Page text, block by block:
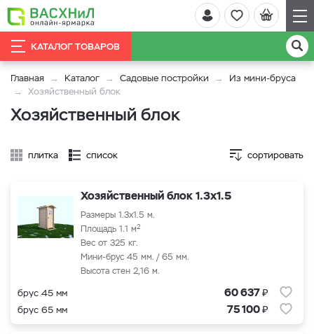
КАТАЛОГ ТОВАРОВ
Главная Каталог Садовые постройки
Из мини-бруса
Хозяйственный блок
Хозяйственный блок
плитка список сортировать
Хозяйственный блок 1.3x1.5
Размеры 1.3x1.5 м.
Площадь 1.1 м2
Вес от 325 кг.
Мини-брус 45 мм. / 65 мм.
Высота стен 2,16 м.
брус 45 мм 60 637₽
брус 65 мм 75 100₽